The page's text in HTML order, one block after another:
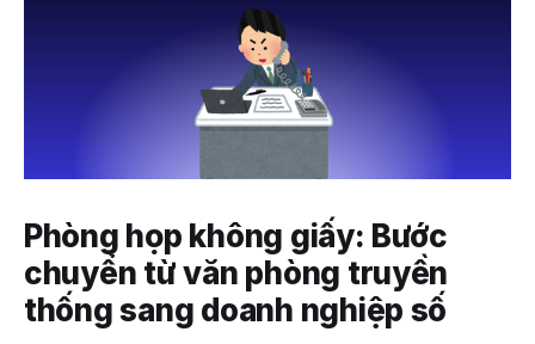
Phòng họp không giấy: Bước
chuyển từ văn phòng truyền
thống sang doanh nghiệp số